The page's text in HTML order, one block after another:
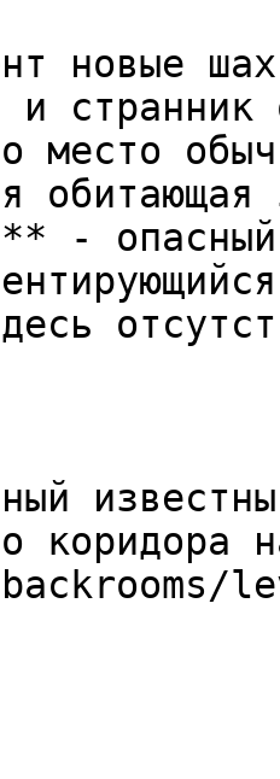
новые
и странник
место
-